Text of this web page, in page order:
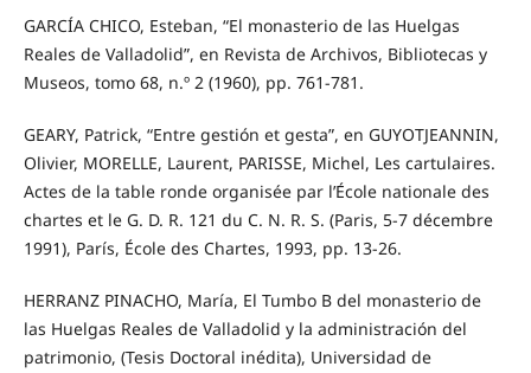
GARCÍA CHICO, Esteban, “El monasterio de las Huelgas
Reales de Valladolid”, en Revista de Archivos, Bibliotecas y
Museos, tomo 68, n.º 2 (1960), pp. 761-781.
GEARY, Patrick, “Entre gestión et gesta”, en GUYOTJEANNIN,
Olivier, MORELLE, Laurent, PARISSE, Michel, Les cartulaires.
Actes de la table ronde organisée par l’École nationale des
chartes et le G. D. R. 121 du C. N. R. S. (Paris, 5-7 décembre
1991), París, École des Chartes, 1993, pp. 13-26.
HERRANZ PINACHO, María, El Tumbo B del monasterio de
las Huelgas Reales de Valladolid y la administración del
patrimonio, (Tesis Doctoral inédita), Universidad de